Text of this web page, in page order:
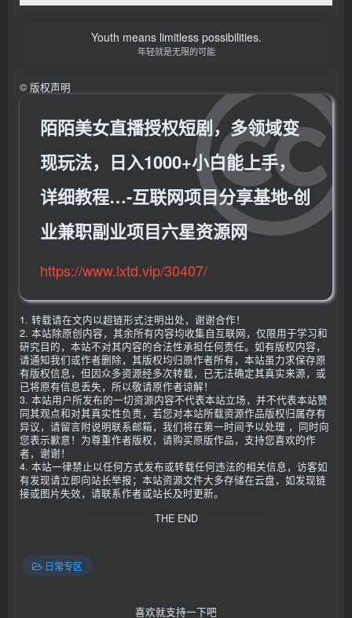
Youth means limitless possibilities.
年轻就是无限的可能
© 版权声明
陌陌美女直播授权短剧，多领域变
现玩法，日入1000+小白能上手，
详细教程…-互联网项目分享基地-创
业兼职副业项目六星资源网
https://www.lxtd.vip/30407/
1. 转载请在文内以超链形式注明出处，谢谢合作！
2. 本站除原创内容，其余所有内容均收集自互联网，仅限用于学习和
研究目的，本站不对其内容的合法性承担任何责任。如有版权内容，
请通知我们或作者删除，其版权均归原作者所有，本站虽力求保存原
有版权信息，但因众多资源经多次转载，已无法确定其真实来源，或
已将原有信息丢失，所以敬请原作者谅解！
3. 本站用户所发布的一切资源内容不代表本站立场，并不代表本站赞
同其观点和对其真实性负责，若您对本站所载资源作品版权归属存有
异议，请留言附说明联系邮箱，我们将在第一时间予以处理 ，同时向
您表示歉意！为尊重作者版权，请购买原版作品，支持您喜欢的作
者，谢谢！
4. 本站一律禁止以任何方式发布或转载任何违法的相关信息，访客如
有发现请立即向站长举报；本站资源文件大多存储在云盘，如发现链
接或图片失效，请联系作者或站长及时更新。
THE END
日常专区
喜欢就支持一下吧